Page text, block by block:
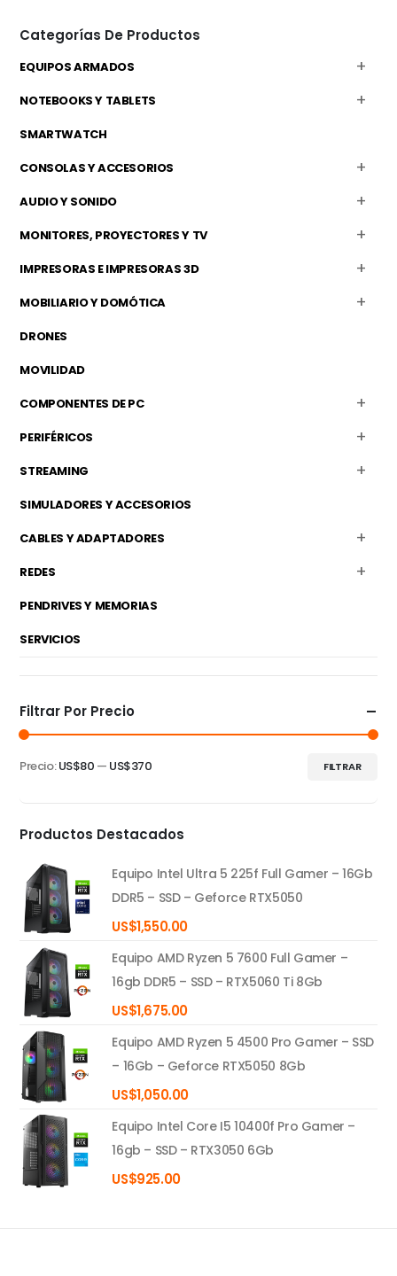
Categorías De Productos
EQUIPOS ARMADOS
NOTEBOOKS Y TABLETS
SMARTWATCH
CONSOLAS Y ACCESORIOS
AUDIO Y SONIDO
MONITORES, PROYECTORES Y TV
IMPRESORAS E IMPRESORAS 3D
MOBILIARIO Y DOMÓTICA
DRONES
MOVILIDAD
COMPONENTES DE PC
PERIFÉRICOS
STREAMING
SIMULADORES Y ACCESORIOS
CABLES Y ADAPTADORES
REDES
PENDRIVES Y MEMORIAS
SERVICIOS
Filtrar Por Precio
mínimo
máximo
FILTRAR
Precio:US$80 — US$370
Productos Destacados
Equipo Intel Ultra 5 225f Full Gamer – 16Gb
DDR5 – SSD – Geforce RTX5050
US$1,550.00
Equipo AMD Ryzen 5 7600 Full Gamer –
16gb DDR5 – SSD – RTX5060 Ti 8Gb
US$1,675.00
Equipo AMD Ryzen 5 4500 Pro Gamer – SSD
– 16Gb – Geforce RTX5050 8Gb
US$1,050.00
Equipo Intel Core I5 10400f Pro Gamer –
16gb – SSD – RTX3050 6Gb
US$925.00